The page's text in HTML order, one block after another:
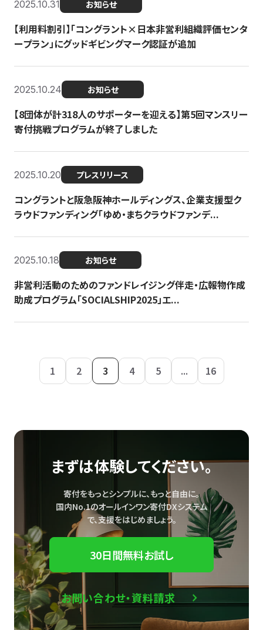
2025.10.31 お知らせ
【利用料割引】「コングラント×日本非営利組織評価センタ
ープラン」にグッドギビングマーク認証が追加
2025.10.24 お知らせ
【8団体が計318人のサポーターを迎える】​​第5回マンスリー
寄付挑戦プログラムが終了しました
2025.10.20 プレスリリース
コングラントと阪急阪神ホールディングス、企業支援型ク
ラウドファンディング「ゆめ・まちクラウドファンデ...
2025.10.18 お知らせ
非営利活動のためのファンドレイジング伴走・広報物作成
助成プログラム「SOCIALSHIP2025」エ...
1 2 3 4 5 ... 16
まずは体験してください。
寄付をもっとシンプルに、もっと自由に。
国内No.1のオールインワン寄付DXシステム
で、支援をはじめましょう。
30日間無料お試し
お問い合わせ・資料請求